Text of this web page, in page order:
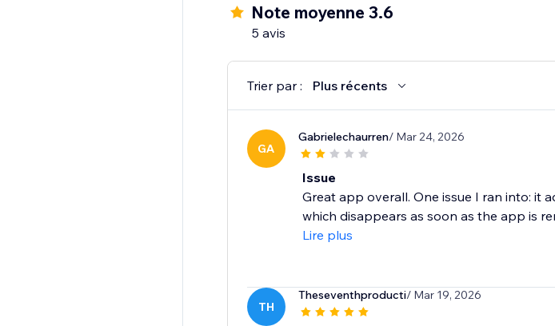
Note moyenne 3.6
5 avis
Trier par : Plus récents
GA
Gabrielechaurren/ Mar 24, 2026
Issue
Great app overall. One issue I ran into: it
which disappears as soon as the app is
Lire plus
TH
Theseventhproducti/ Mar 19, 2026